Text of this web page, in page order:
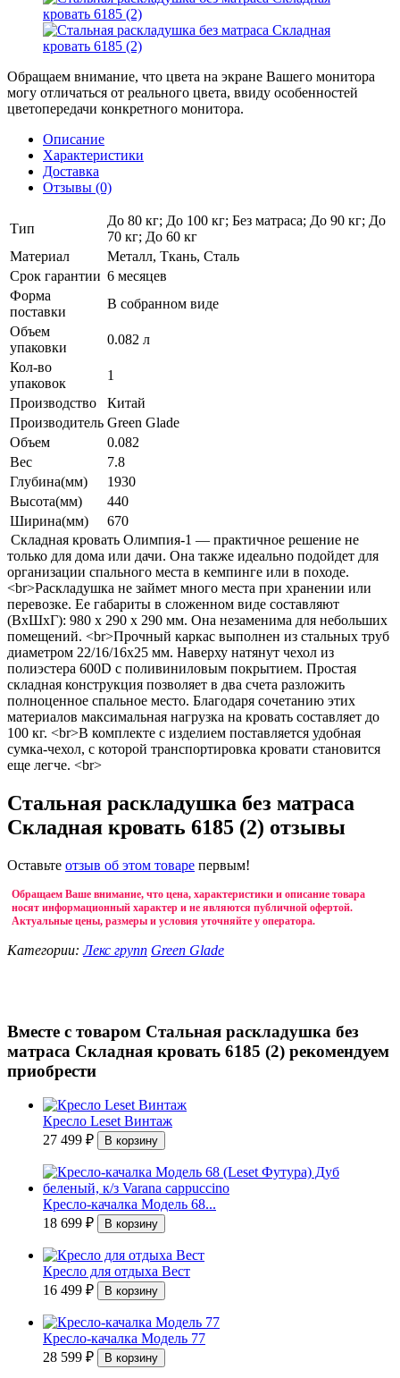
Обращаем внимание, что цвета на экране Вашего монитора
могу отличаться от реального цвета, ввиду особенностей
цветопередачи конкретного монитора.
Описание
Характеристики
Доставка
Отзывы (0)
Тип
До 80 кг; До 100 кг; Без матраса; До 90 кг; До
70 кг; До 60 кг
Материал
Металл, Ткань, Сталь
Срок гарантии 6 месяцев
Форма
поставки
В собранном виде
Объем
упаковки
0.082 л
Кол-во
упаковок
1
Производство
Китай
Производитель Green Glade
Объем
0.082
Вес
7.8
Глубина(мм)
1930
Высота(мм)
440
Ширина(мм)
670
Складная кровать Олимпия-1 — практичное решение не
только для дома или дачи. Она также идеально подойдет для
организации спального места в кемпинге или в походе.
<br>Раскладушка не займет много места при хранении или
перевозке. Ее габариты в сложенном виде составляют
(ВхШхГ): 980 х 290 х 290 мм. Она незаменима для небольших
помещений. <br>Прочный каркас выполнен из стальных труб
диаметром 22/16/16х25 мм. Наверху натянут чехол из
полиэстера 600D с поливиниловым покрытием. Простая
складная конструкция позволяет в два счета разложить
полноценное спальное место. Благодаря сочетанию этих
материалов максимальная нагрузка на кровать составляет до
100 кг. <br>В комплекте с изделием поставляется удобная
сумка-чехол, с которой транспортировка кровати становится
еще легче. <br>
Стальная раскладушка без матраса
Складная кровать 6185 (2) отзывы
Оставьте отзыв об этом товаре первым!
Обращаем Ваше внимание, что цена, характеристики и описание товара
носят информационный характер и не являются публичной офертой.
Актуальные цены, размеры и условия уточняйте у оператора.
Категории:Лекс групп Green Glade
Вместе с товаром Стальная раскладушка без
матраса Складная кровать 6185 (2) рекомендуем
приобрести
Кресло Leset Винтаж
27 499 ₽
Кресло-качалка Модель 68...
18 699 ₽
Кресло для отдыха Вест
16 499 ₽
Кресло-качалка Модель 77
28 599 ₽